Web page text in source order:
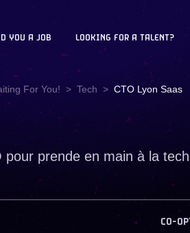
YOU A JOB LOOKING FOR A TALENT?
For You! Tech CTO Lyon Saas
prende en main à la tech
CO-